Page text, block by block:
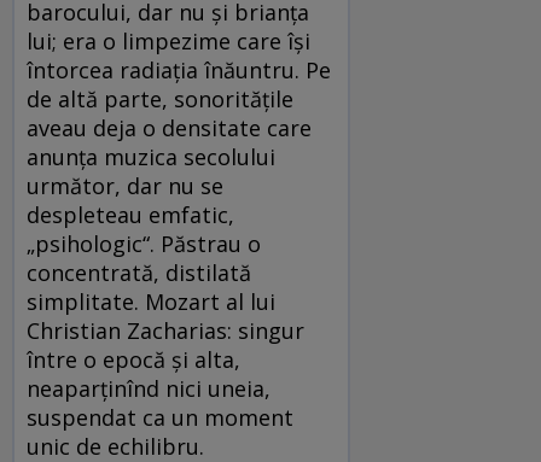
barocului, dar nu şi brianţa
lui; era o limpezime care îşi
întorcea radiaţia înăuntru. Pe
de altă parte, sonorităţile
aveau deja o densitate care
anunţa muzica secolului
următor, dar nu se
despleteau emfatic,
„psihologic“. Păstrau o
concentrată, distilată
simplitate. Mozart al lui
Christian Zacharias: singur
între o epocă şi alta,
neaparţinînd nici uneia,
suspendat ca un moment
unic de echilibru.